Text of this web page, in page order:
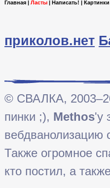
Главная | Ласты | Написать! | Картинки
приколов.нет
© СВАЛКА,
пинки ;), Methos'у
вебдванолизацию
Также огромное
кто постил, а